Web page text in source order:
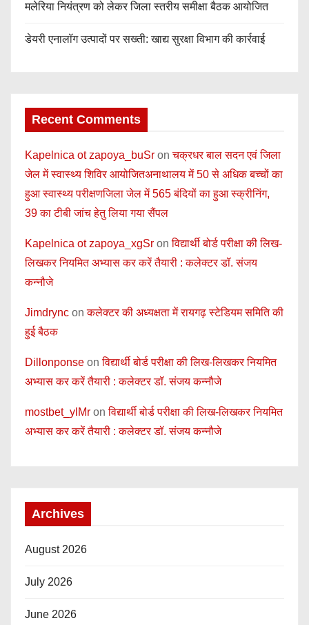
मलेरिया नियंत्रण को लेकर जिला स्तरीय समीक्षा बैठक आयोजित
डेयरी एनालॉग उत्पादों पर सख्ती: खाद्य सुरक्षा विभाग की कार्रवाई
Recent Comments
Kapelnica ot zapoya_buSr onचक्रधर बाल सदन एवं जिला
जेल में स्वास्थ्य शिविर आयोजितअनाथालय में 50 से अधिक बच्चों का
हुआ स्वास्थ्य परीक्षणजिला जेल में 565 बंदियों का हुआ स्क्रीनिंग,
39 का टीबी जांच हेतु लिया गया सैंपल
Kapelnica ot zapoya_xgSr onविद्यार्थी बोर्ड परीक्षा की लिख-
लिखकर नियमित अभ्यास कर करें तैयारी : कलेक्टर डॉ. संजय
कन्नौजे
Jimdrync onकलेक्टर की अध्यक्षता में रायगढ़ स्टेडियम समिति की
हुई बैठक
Dillonponse onविद्यार्थी बोर्ड परीक्षा की लिख-लिखकर नियमित
अभ्यास कर करें तैयारी : कलेक्टर डॉ. संजय कन्नौजे
mostbet_ylMr onविद्यार्थी बोर्ड परीक्षा की लिख-लिखकर नियमित
अभ्यास कर करें तैयारी : कलेक्टर डॉ. संजय कन्नौजे
Archives
August 2026
July 2026
June 2026